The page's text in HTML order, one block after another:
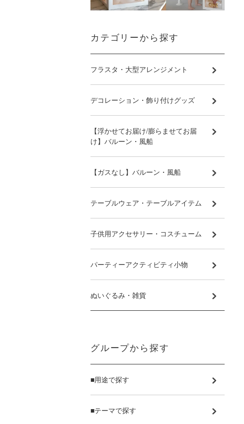
カテゴリーから探す
フラスタ・大型アレンジメント
デコレーション・飾り付けグッズ
【浮かせてお届け/膨らませてお届
け】バルーン・風船
【ガスなし】バルーン・風船
テーブルウェア・テーブルアイテム
子供用アクセサリー・コスチューム
パーティーアクティビティ小物
ぬいぐるみ・雑貨
グループから探す
■用途で探す
■テーマで探す